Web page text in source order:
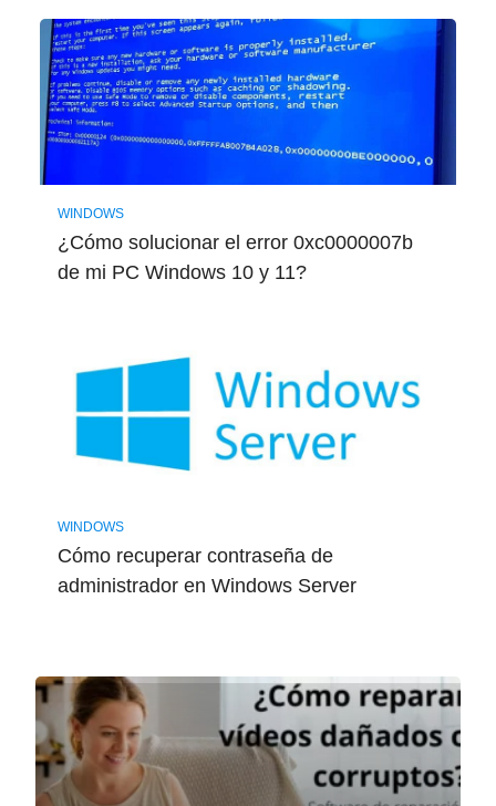
WINDOWS
¿Cómo solucionar el error 0xc0000007b
de mi PC Windows 10 y 11?
WINDOWS
Cómo recuperar contraseña de
administrador en Windows Server